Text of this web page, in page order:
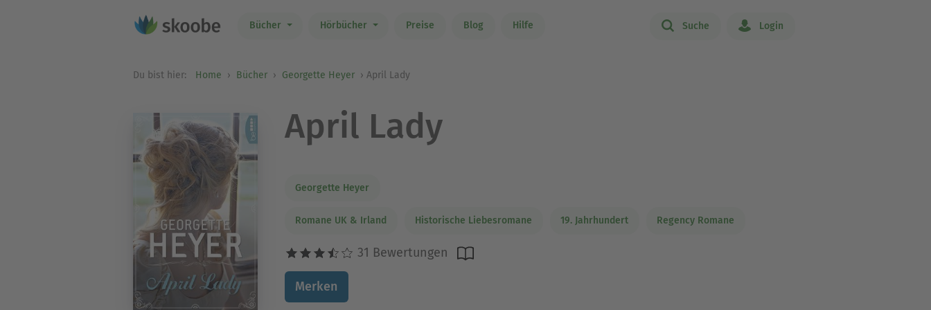
Bücher Hörbücher Preise Blog Hilfe Suche Login
Du bist hier: Home Bücher Georgette Heyer April Lady
April Lady
Georgette Heyer
Romane UK & Irland Historische Liebesromane 19. Jahrhundert Regency Romane
31 Bewertungen
Merken